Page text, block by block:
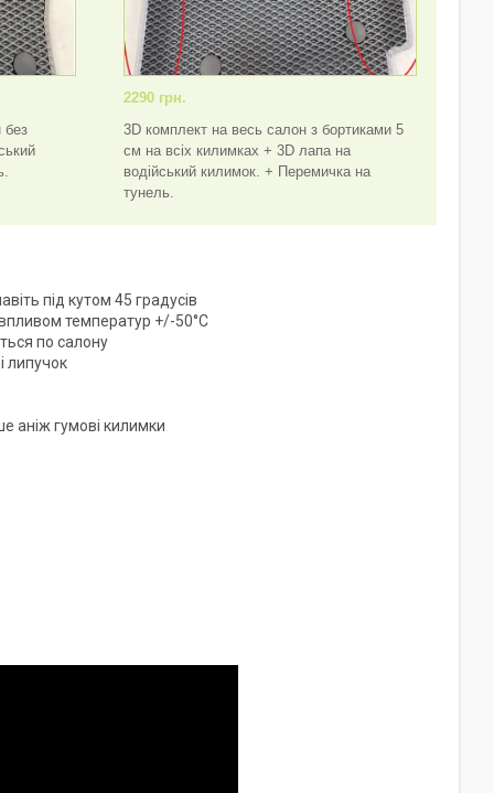
без
2290 грн.
3D комплект на весь салон з бортиками 5
см на всіх килимках + 3D лапа на
водійський килимок. + Перемичка на
тунель.
під кутом 45 градусів
температур +/-50°C
по салону
липучок
аніж гумові килимки